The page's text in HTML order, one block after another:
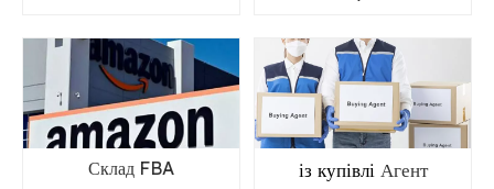
Склад FBA із купівлі Агент